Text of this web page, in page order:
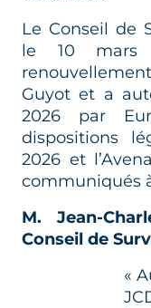
Le Conseil de
le 10
Guyot et a
2026 par
dispositions
2026 et
communiqués à
M. Jean-
Conseil de
«